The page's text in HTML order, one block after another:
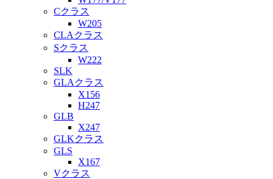
Cクラス
W205
CLAクラス
Sクラス
W222
SLK
GLAクラス
X156
H247
GLB
X247
GLKクラス
GLS
X167
Vクラス